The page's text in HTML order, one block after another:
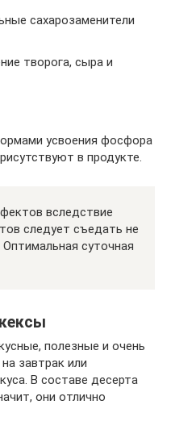
сахарозаменители
творога, сыра и
усвоения фосфора
в продукте.
вследствие
следует съедать не
суточная
полезные и очень
завтрак или
В составе десерта
они отлично